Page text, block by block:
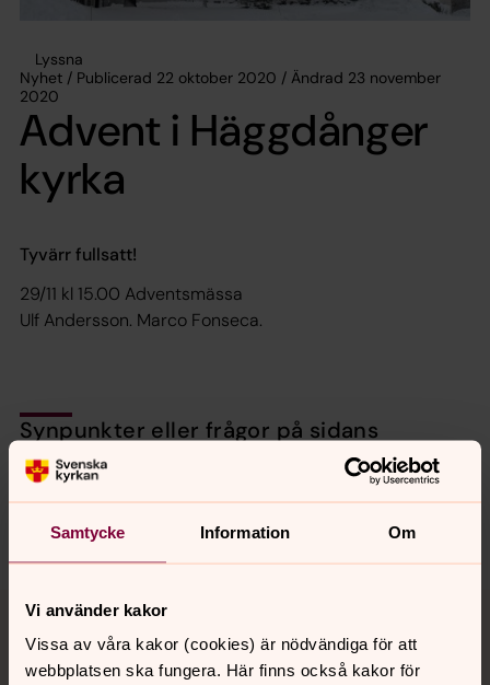
Samtycke Information Om
Vi använder kakor
Vissa av våra kakor (cookies) är nödvändiga för att
webbplatsen ska fungera. Här finns också kakor för
Lyssna
Nyhet / Publicerad 22 oktober 2020 / Ändrad 23 november
2020
Advent i Häggdånger
kyrka
Tyvärr fullsatt!
29/11 kl 15.00 Adventsmässa
Ulf Andersson. Marco Fonseca.
Synpunkter eller frågor på sidans
innehåll?
harnosand.pastorat@svenskakyrkan.se
Dela
Tillbaka till toppen
Tillbaka till innehållet